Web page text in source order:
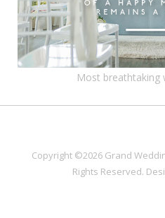
Most breathtaking
Copyright ©2026 Grand
Rights Reserved.